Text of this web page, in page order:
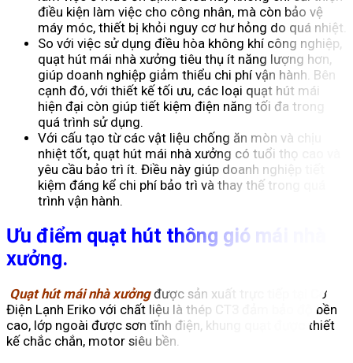
điều kiện làm việc cho công nhân, mà còn bảo vệ
máy móc, thiết bị khỏi nguy cơ hư hỏng do quá nhiệt.
So với việc sử dụng điều hòa không khí công nghiệp,
quạt hút mái nhà xưởng tiêu thụ ít năng lượng hơn,
giúp doanh nghiệp giảm thiểu chi phí vận hành. Bên
cạnh đó, với thiết kế tối ưu, các loại quạt hút mái
hiện đại còn giúp tiết kiệm điện năng tối đa trong
quá trình sử dụng.
Với cấu tạo từ các vật liệu chống ăn mòn và chịu
nhiệt tốt, quạt hút mái nhà xưởng có tuổi thọ cao và
yêu cầu bảo trì ít. Điều này giúp doanh nghiệp tiết
kiệm đáng kể chi phí bảo trì và thay thế trong quá
trình vận hành.
Ưu điểm quạt hút thông gió mái nhà
xưởng.
Quạt hút mái nhà xưởngđược sản xuất trực tiếp tại Cơ
Điện Lạnh Eriko với chất liệu là thép CT3 đảm bảo độ bền
cao, lớp ngoài được sơn tĩnh điện, khung quạt được thiết
kế chắc chắn, motor siêu bền.